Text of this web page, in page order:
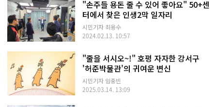
"손주들 용돈 줄 수 있어 좋아요" 50+센
터에서 찾은 인생2막 일자리
시민기자 최용수
2024.02.13. 10:57
"줄을 서시오~!" 호평 자자한 강서구
'허준박물관'의 귀여운 변신
시민기자 임중빈
2025.03.14. 13:09